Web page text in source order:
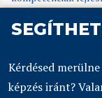
Kérdésed
képzés iránt?